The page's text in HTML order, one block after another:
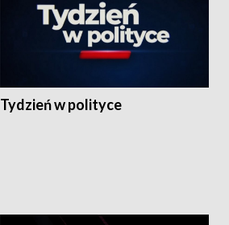
Tydzień w polityce